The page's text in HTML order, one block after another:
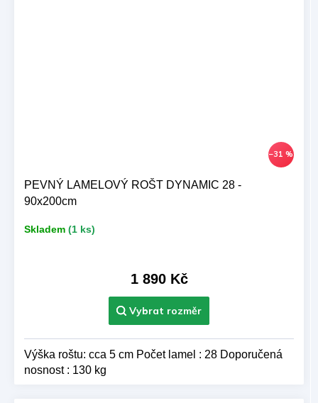
–31 %
PEVNÝ LAMELOVÝ ROŠT DYNAMIC 28 -
90x200cm
Skladem (1 ks)
1 890 Kč
Výška roštu: cca 5 cm Počet lamel : 28 Doporučená
nosnost : 130 kg